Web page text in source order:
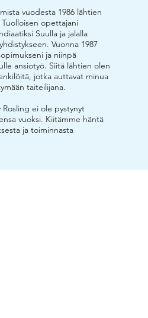
vuodesta 1986 lähtien
opettajani
Suulla ja jalalla
Vuonna 1987
ja niinpä
ansiotyö. Siitä lähtien olen
jotka auttavat minua
taiteilijana.
Rosling ei ole pystynyt
vuoksi. Kiitämme häntä
ja toiminnasta